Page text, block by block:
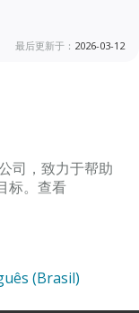
最后更新于： 2026-03-12
司，致力于帮助
标。查看
(Brasil)